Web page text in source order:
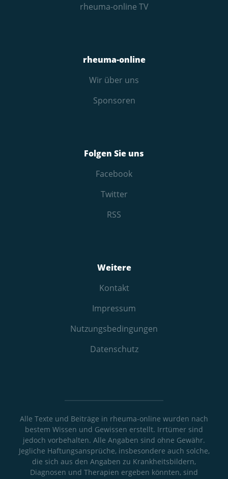
rheuma-online TV
rheuma-online
Wir über uns
Sponsoren
Folgen Sie uns
Facebook
Twitter
RSS
Weitere
Kontakt
Impressum
Nutzungs­bedingungen
Datenschutz
Alle Texte und Beiträge in rheuma-online wurden nach
bestem Wissen und Gewissen erstellt. Irrtümer sind
jedoch vorbehalten. Alle Angaben sind ohne Gewähr.
Jegliche Haftungsansprüche, insbesondere auch solche,
die sich aus den Angaben zu Krankheitsbildern,
Diagnosen und Therapien ergeben könnten, sind